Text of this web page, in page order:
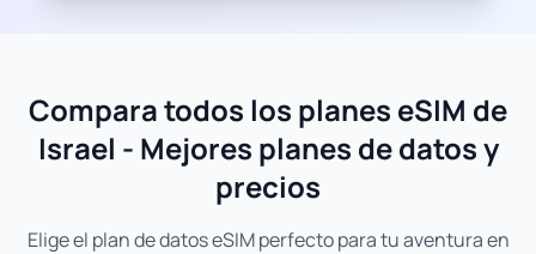
Compara todos los planes eSIM de
Israel - Mejores planes de datos y
precios
Elige el plan de datos eSIM perfecto para tu aventura en